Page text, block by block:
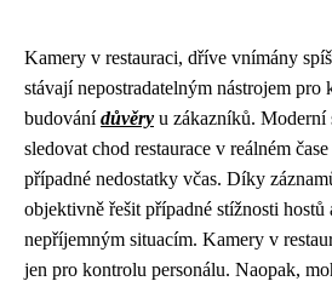
Kamery v restauraci, dříve vnímány
stávají nepostradatelným nástrojem
budovánídůvěry u zákazníků. Moderní
sledovat chod restaurace v reálném čase
případné nedostatky včas. Díky
objektivně řešit případné stížnosti hostů
nepříjemným situacím. Kamery v
jen pro kontrolu personálu. Naopak,